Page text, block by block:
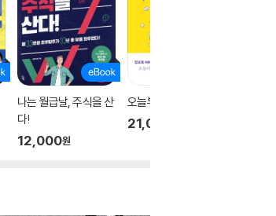
나는 월급날, 주식을 산
다!
12,000원
오늘부터 돈독하게
21,000